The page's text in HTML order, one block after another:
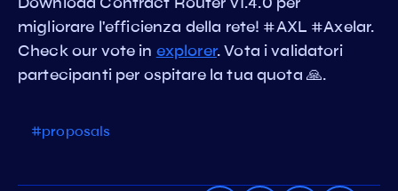
migliorare l'efficienza della rete! #AXL #Axelar.
Check our vote in explorer. Vota i validatori
partecipanti per ospitare la tua quota 🙏.
#proposals